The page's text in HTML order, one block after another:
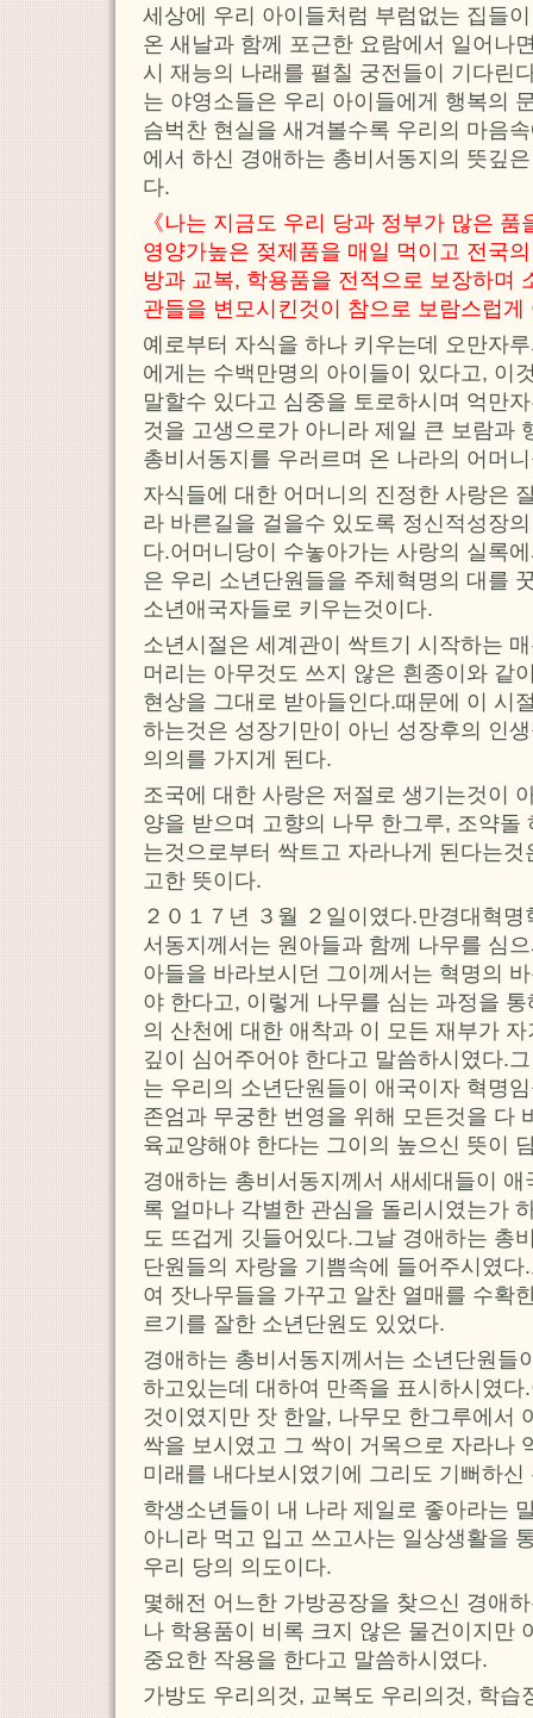
세상에 우리 아이들처럼 부럼없는 집들
온 새날과 함께 포근한 요람에서 일어나
시 재능의 나래를 펼칠 궁전들이 기다린
는 야영소들은 우리 아이들에게 행복의
슴벅찬 현실을 새겨볼수록 우리의 마음
에서 하신 경애하는 총비서동지의 뜻깊
다.
《나는 지금도 우리 당과 정부가 많은
영양가높은 젖제품을 매일 먹이고 전국
방과 교복, 학용품을 전적으로 보장하며
관들을 변모시킨것이 참으로 보람스럽게
예로부터 자식을 하나 키우는데 오만자
에게는 수백만명의 아이들이 있다고, 이
말할수 있다고 심중을 토로하시며 억만
것을 고생으로가 아니라 제일 큰 보람과
총비서동지를 우러르며 온 나라의 어머
자식들에 대한 어머니의 진정한 사랑은
라 바른길을 걸을수 있도록 정신적성장
다.어머니당이 수놓아가는 사랑의 실록
은 우리 소년단원들을 주체혁명의 대를
소년애국자들로 키우는것이다.
소년시절은 세계관이 싹트기 시작하는
머리는 아무것도 쓰지 않은 흰종이와 같
현상을 그대로 받아들인다.때문에 이 시
하는것은 성장기만이 아닌 성장후의 인
의의를 가지게 된다.
조국에 대한 사랑은 저절로 생기는것이
양을 받으며 고향의 나무 한그루, 조약돌
는것으로부터 싹트고 자라나게 된다는
고한 뜻이다.
２０１７년 ３월 ２일이였다.만경대혁
서동지께서는 원아들과 함께 나무를 심
아들을 바라보시던 그이께서는 혁명의
야 한다고, 이렇게 나무를 심는 과정을
의 산천에 대한 애착과 이 모든 재부가
깊이 심어주어야 한다고 말씀하시였다.
는 우리의 소년단원들이 애국이자 혁명
존엄과 무궁한 번영을 위해 모든것을 다
육교양해야 한다는 그이의 높으신 뜻이
경애하는 총비서동지께서 새세대들이
록 얼마나 각별한 관심을 돌리시였는가
도 뜨겁게 깃들어있다.그날 경애하는 총
단원들의 자랑을 기쁨속에 들어주시였
여 잣나무들을 가꾸고 알찬 열매를 수확
르기를 잘한 소년단원도 있었다.
경애하는 총비서동지께서는 소년단원들
하고있는데 대하여 만족을 표시하시였
것이였지만 잣 한알, 나무모 한그루에서
싹을 보시였고 그 싹이 거목으로 자라나
미래를 내다보시였기에 그리도 기뻐하
학생소년들이 내 나라 제일로 좋아라는
아니라 먹고 입고 쓰고사는 일상생활을
우리 당의 의도이다.
몇해전 어느한 가방공장을 찾으신 경애
나 학용품이 비록 크지 않은 물건이지만
중요한 작용을 한다고 말씀하시였다.
가방도 우리의것, 교복도 우리의것, 학습